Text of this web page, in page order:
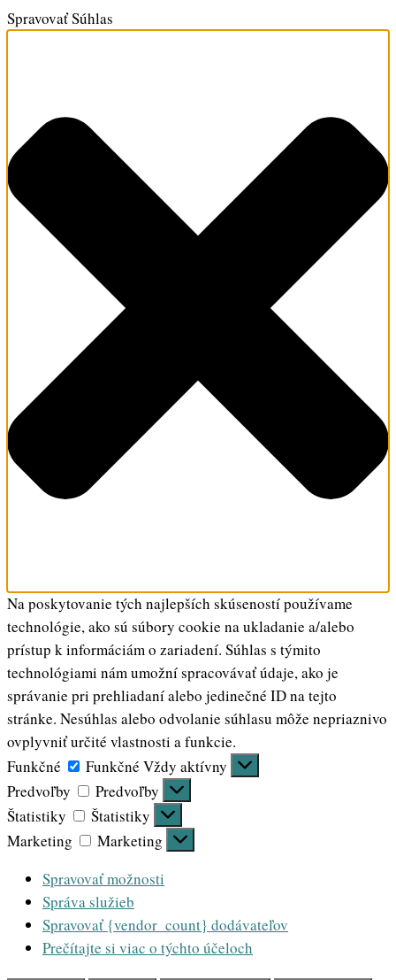
Spravovať Súhlas
Na poskytovanie tých najlepších skúseností používame
technológie, ako sú súbory cookie na ukladanie a/alebo
prístup k informáciám o zariadení. Súhlas s týmito
technológiami nám umožní spracovávať údaje, ako je
správanie pri prehliadaní alebo jedinečné ID na tejto
stránke. Nesúhlas alebo odvolanie súhlasu môže nepriaznivo
ovplyvniť určité vlastnosti a funkcie.
Funkčné
Funkčné Vždy aktívny
Predvoľby
Predvoľby
Štatistiky
Štatistiky
Marketing
Marketing
Spravovať možnosti
Správa služieb
Spravovať {vendor_count} dodávateľov
Prečítajte si viac o týchto účeloch